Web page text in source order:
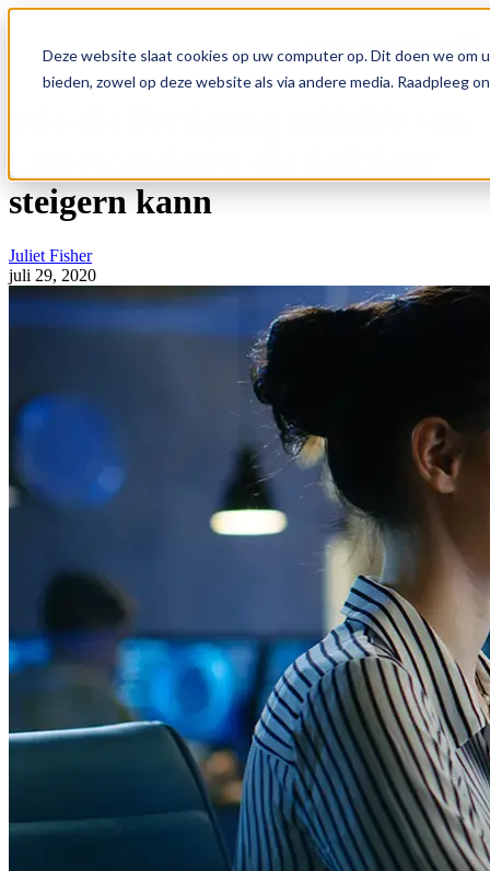
Deze website slaat cookies op uw computer op. Dit doen we
bieden, zowel op deze website als via andere media. Raadpleeg
Laserscandaten die Effizienz
steigern kann
Juliet Fisher
juli 29, 2020